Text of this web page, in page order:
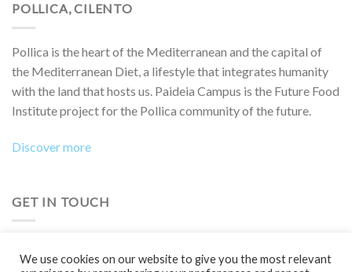
POLLICA, CILENTO
Pollica is the heart of the Mediterranean and the capital of
the Mediterranean Diet, a lifestyle that integrates humanity
with the land that hosts us. Paideia Campus is the Future Food
Institute project for the Pollica community of the future.
Discover more
GET IN TOUCH
participate in a Boot Camp or simply learn more?
We use cookies on our website to give you the most relevant